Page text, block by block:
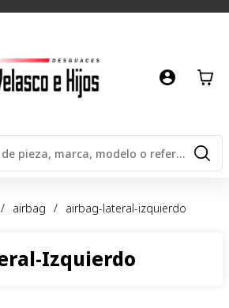
/ airbag / airbag-lateral-izquierdo
Izquierdo